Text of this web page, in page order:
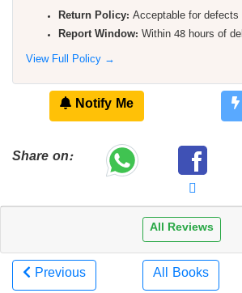
Return Policy: Acceptable for defects
Report Window: Within 48 hours of
View Full Policy →
Notify Me
Share on:
All Reviews
Previous All Books